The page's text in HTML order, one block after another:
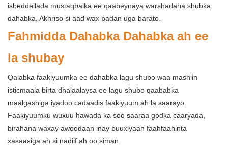
isbeddellada mustaqbalka ee qaabeynaya warshadaha shubka
dahabka. Akhriso si aad wax badan uga barato.
Fahmidda Dahabka Dahabka ah ee
la shubay
Qalabka faakiyuumka ee dahabka lagu shubo waa mashiin
isticmaala birta dhalaalaysa ee lagu shubo qaababka
maalgashiga iyadoo cadaadis faakiyuum ah la saarayo.
Faakiyuumku wuxuu hawada ka soo saaraa godka caaryada,
birahana waxay awoodaan inay buuxiyaan faahfaahinta
xasaasiga ah si nadiif ah oo siman.